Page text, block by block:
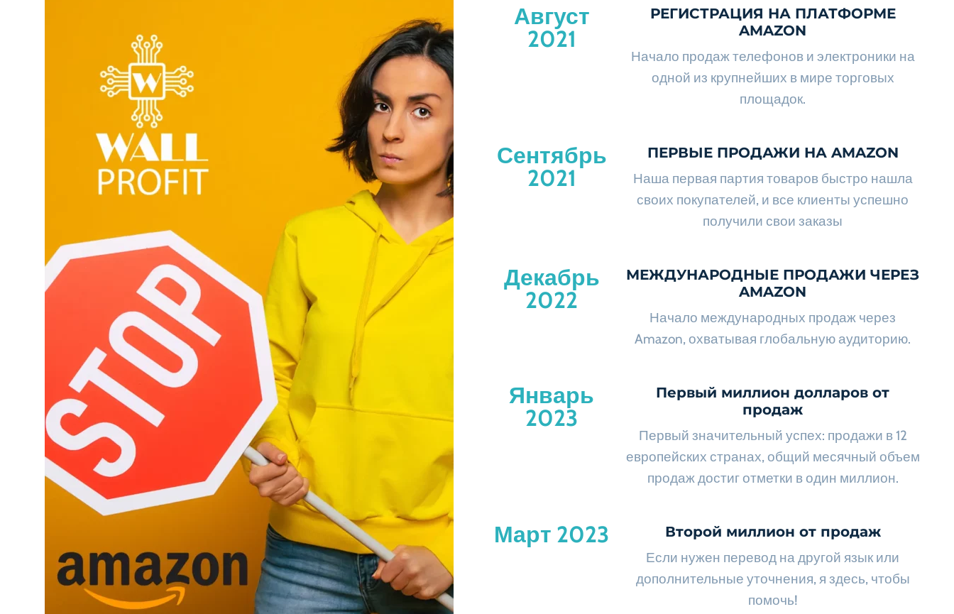
Август
2021
РЕГИСТРАЦИЯ НА ПЛАТФОРМЕ
AMAZON
Начало продаж телефонов и электроники на
одной из крупнейших в мире торговых
площадок.
Сентябрь
2021
ПЕРВЫЕ ПРОДАЖИ НА AMAZON
Наша первая партия товаров быстро нашла
своих покупателей, и все клиенты успешно
получили свои заказы
Декабрь
2022
МЕЖДУНАРОДНЫЕ ПРОДАЖИ ЧЕРЕЗ
AMAZON
Начало международных продаж через
Amazon, охватывая глобальную аудиторию.
Январь
2023
Первый миллион долларов от
продаж
Первый значительный успех: продажи в 12
европейских странах, общий месячный объем
продаж достиг отметки в один миллион.
Март 2023 Второй миллион от продаж
Если нужен перевод на другой язык или
дополнительные уточнения, я здесь, чтобы
помочь!